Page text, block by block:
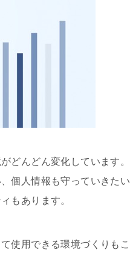
どんどん変化しています
個人情報も守っていきた
もあります。
使用できる環境づくりも